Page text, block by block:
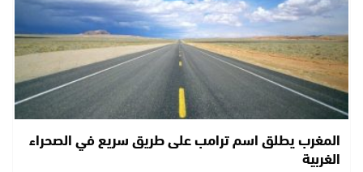
المغرب يطلق اسم ترامب على طريق سريع في الصحراء
الغربية